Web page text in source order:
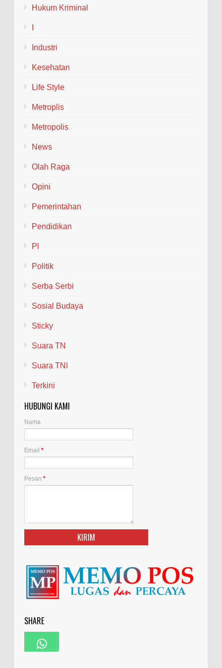
Hukum Kriminal
Industri
Kesehatan
Life Style
Metroplis
Metropolis
News
Olah Raga
Opini
Pemerintahan
Pendidikan
Pl
Politik
Serba Serbi
Sosial Budaya
Sticky
Suara TN
Suara TNI
Terkini
HUBUNGI KAMI
Nama
Email *
Pesan *
SHARE